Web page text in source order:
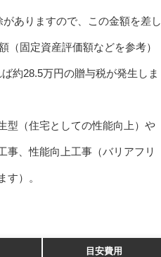
ありますので、この金額を差し
固定資産評価額などを参考）
約28.5万円の贈与税が発生しま
型（住宅としての性能向上）や
事、性能向上工事（バリアフリ
）。
目安費用